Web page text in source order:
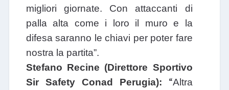
migliori giornate. Con attaccanti di
palla alta come i loro il muro e la
difesa saranno le chiavi per poter fare
nostra la partita”.
Stefano Recine (Direttore Sportivo
Sir Safety Conad Perugia): “Altra